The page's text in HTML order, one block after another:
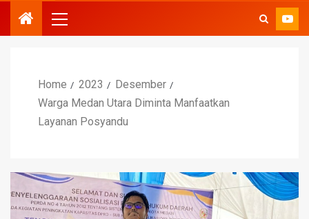
Home 2023
Desember
Warga Medan Utara Diminta Manfaatkan
Layanan Posyandu